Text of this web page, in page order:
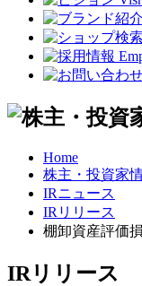
Home
株主・投資家
IRニュース
IRリリース
棚卸資産評価
IRリリース